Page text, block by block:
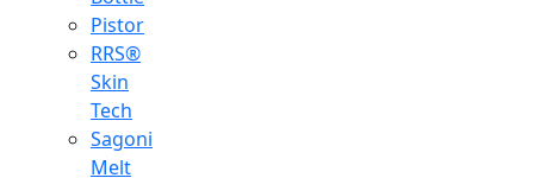
Pistor
RRS®
Skin
Tech
Sagoni
Melt